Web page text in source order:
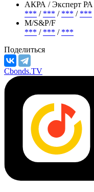
АКРА / Эксперт
*** / *** / *** / ***
М/S&P/F
*** / *** / ***
Поделиться
Cbonds.TV